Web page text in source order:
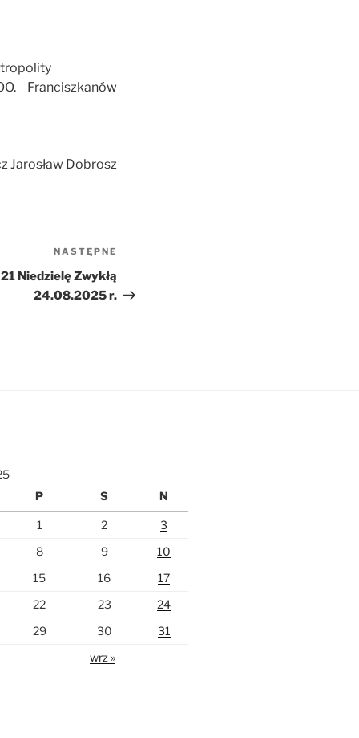
Franciszkanów
Jarosław Dobrosz
NASTĘPNE
Niedzielę Zwykłą
24.08.2025 r.
P
S N
1 2
3
8
9
10
15
16
17
22
23
24
29
30
31
wrz »